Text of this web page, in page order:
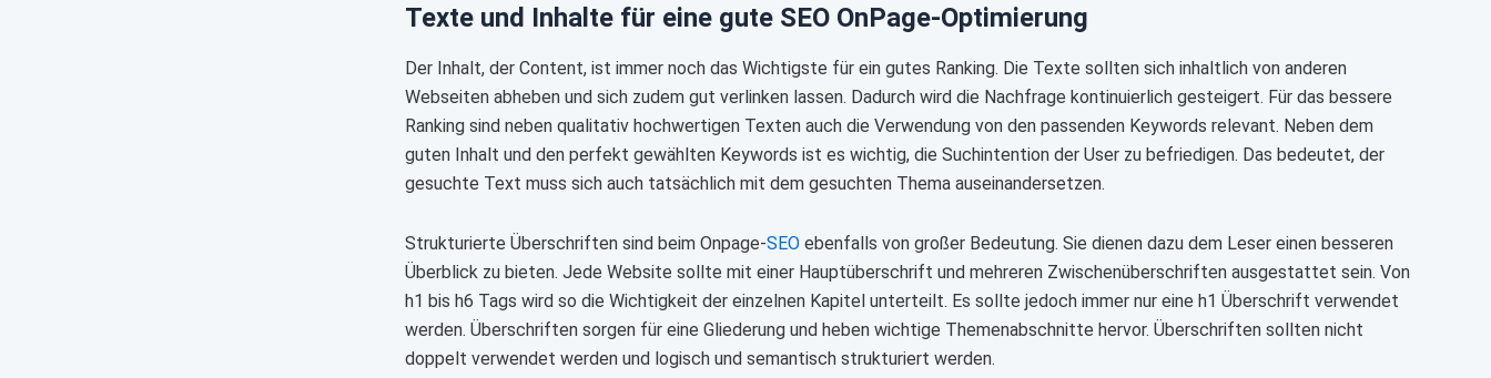
Texte und Inhalte für eine gute SEO OnPage-Optimierung
Der Inhalt, der Content, ist immer noch das Wichtigste für ein gutes Ranking. Die Texte sollten sich inhaltlich von anderen
Webseiten abheben und sich zudem gut verlinken lassen. Dadurch wird die Nachfrage kontinuierlich gesteigert. Für das bessere
Ranking sind neben qualitativ hochwertigen Texten auch die Verwendung von den passenden Keywords relevant. Neben dem
guten Inhalt und den perfekt gewählten Keywords ist es wichtig, die Suchintention der User zu befriedigen. Das bedeutet, der
gesuchte Text muss sich auch tatsächlich mit dem gesuchten Thema auseinandersetzen.
Strukturierte Überschriften sind beim Onpage-SEO ebenfalls von großer Bedeutung. Sie dienen dazu dem Leser einen besseren
Überblick zu bieten. Jede Website sollte mit einer Hauptüberschrift und mehreren Zwischenüberschriften ausgestattet sein. Von
h1 bis h6 Tags wird so die Wichtigkeit der einzelnen Kapitel unterteilt. Es sollte jedoch immer nur eine h1 Überschrift verwendet
werden. Überschriften sorgen für eine Gliederung und heben wichtige Themenabschnitte hervor. Überschriften sollten nicht
doppelt verwendet werden und logisch und semantisch strukturiert werden.